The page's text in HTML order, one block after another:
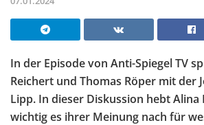
In der Episode von Anti-Spiegel TV
Reichert und Thomas Röper mit der
Lipp. In dieser Diskussion hebt
wichtig es ihrer Meinung nach für